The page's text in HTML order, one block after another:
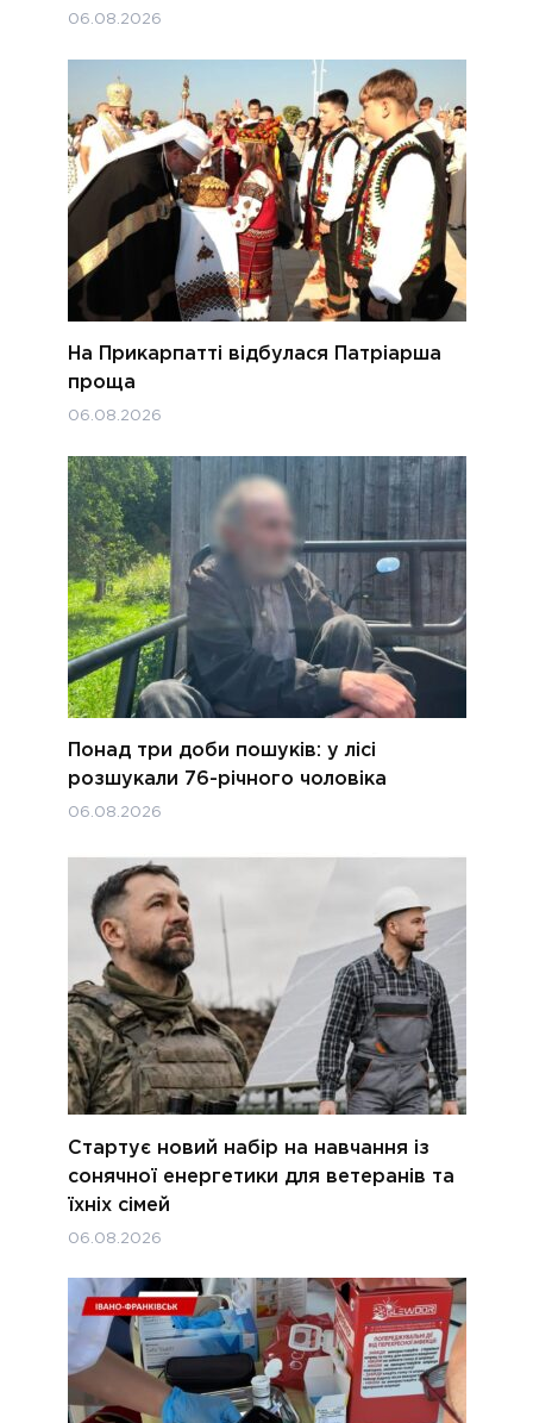
06.08.2026
На Прикарпатті відбулася Патріарша
проща
06.08.2026
Понад три доби пошуків: у лісі
розшукали 76-річного чоловіка
06.08.2026
Стартує новий набір на навчання із
сонячної енергетики для ветеранів та
їхніх сімей
06.08.2026